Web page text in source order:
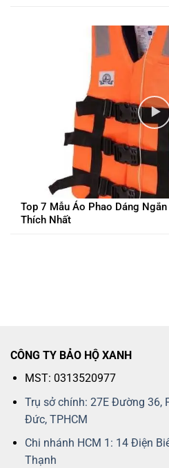
Top 7 Mẫu Áo Phao Dáng
Thích Nhất
CÔNG TY BẢO HỘ XANH
MST: 0313520977
Trụ sở chính: 27E Đường 36,
Đức, TPHCM
Chi nhánh HCM 1: 14 Điện
Thạnh